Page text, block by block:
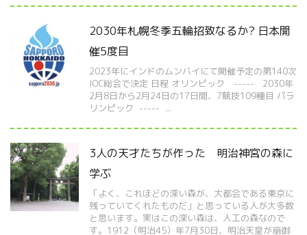
2030年札幌冬季五輪招致なるか? 日本開
催5度目
2023年にインドのムンバイにて開催予定の第140次
IOC総会で決定 日程 オリンピック ----- 2030年
2月8日から2月24日の17日間、7競技109種目 パラ
リンピック ----- ...
3人の天才たちが作った 明治神宮の森に
学ぶ
「よく、これほどの深い森が、大都会である東京に
残っていてくれたものだ」と思っている人が大多数
と思います。実はこの深い森は、人工の森なので
す。1912（明治45）年7月30日、明治天皇が崩御